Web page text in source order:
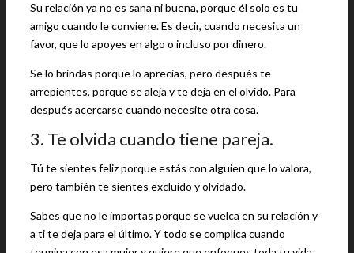
Su relación ya no es sana ni buena, porque él solo es tu
amigo cuando le conviene. Es decir, cuando necesita un
favor, que lo apoyes en algo o incluso por dinero.
Se lo brindas porque lo aprecias, pero después te
arrepientes, porque se aleja y te deja en el olvido. Para
después acercarse cuando necesite otra cosa.
3. Te olvida cuando tiene pareja.
Tú te sientes feliz porque estás con alguien que lo valora,
pero también te sientes excluido y olvidado.
Sabes que no le importas porque se vuelca en su relación y
a ti te deja para el último. Y todo se complica cuando